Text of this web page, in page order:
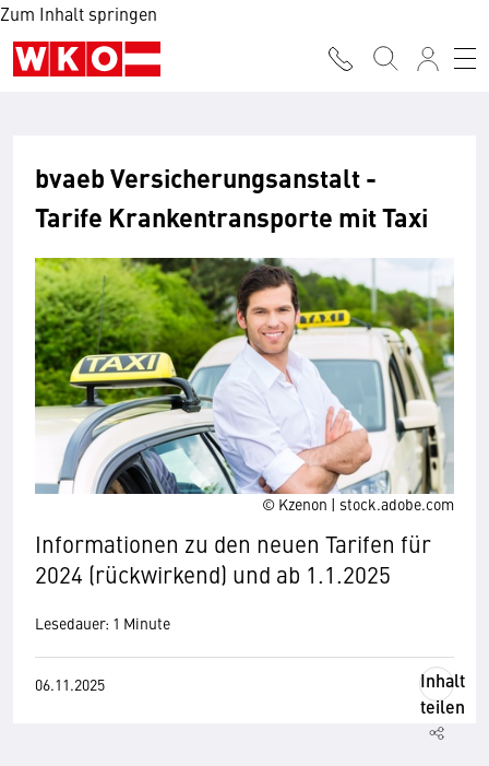
Zum Inhalt springen
© Kzenon | stock.adobe.com
bvaeb Versicherungsanstalt -
Tarife Krankentransporte mit Taxi
Informationen zu den neuen Tarifen für
2024 (rückwirkend) und ab 1.1.2025
Lesedauer: 1 Minute
06.11.2025
Inhalt
teilen